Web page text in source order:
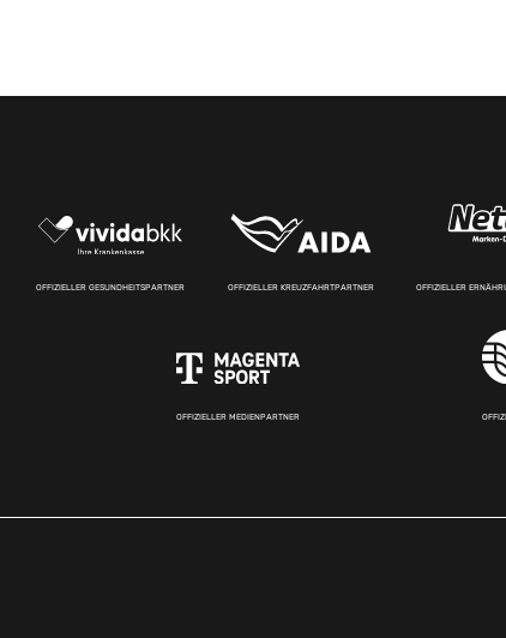
OFFIZIELLER GESUNDHEITSPARTNER OFFIZIELLER KREUZFAHRTPARTNER OFFIZIELLER
OFFIZIELLER MEDIENPARTNER